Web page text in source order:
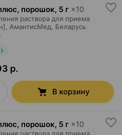
порошок, 5 г ×10
раствора для приема
АмантисМед , Беларусь
р.
В корзину
порошок, 5 г ×10